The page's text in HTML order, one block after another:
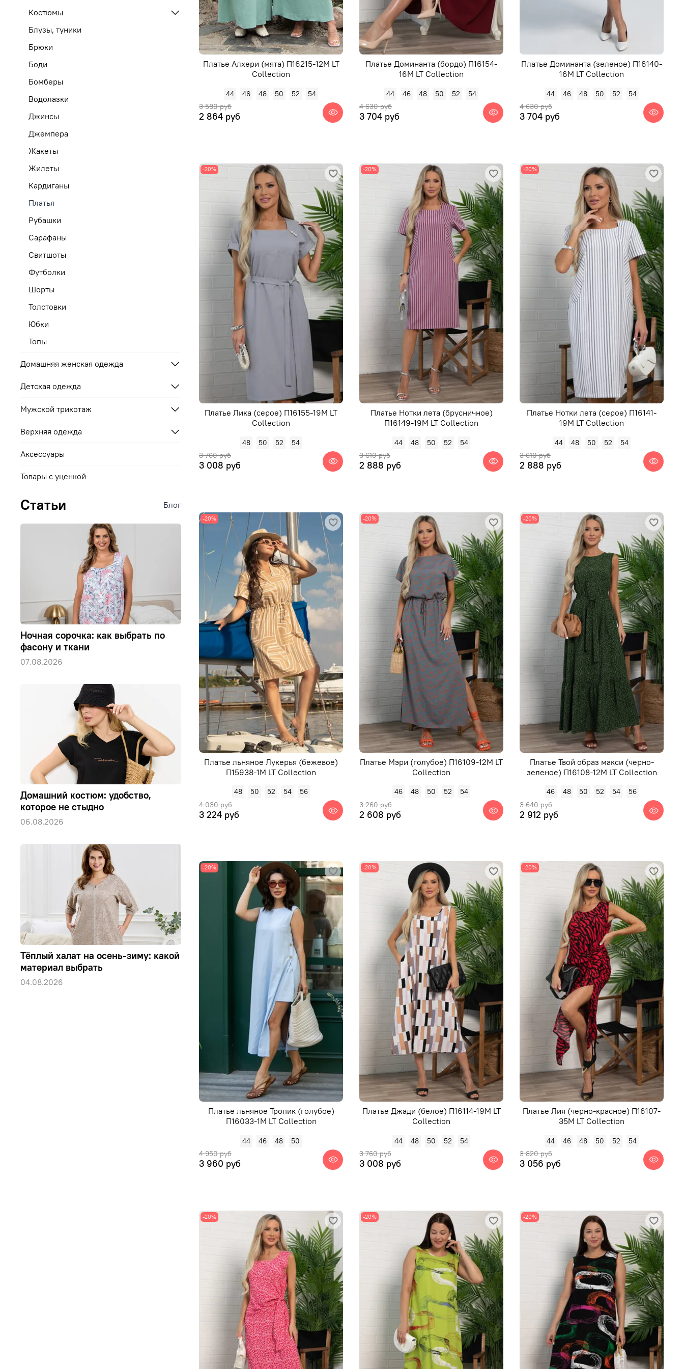
Платье Алхери (мята) П16215-12М LT
Collection
44 46 48 50 52
54
3 580 руб
2 864 руб
Платье Доминанта (бордо) П16154-
16М LT Collection
44 46 48 50 52
54
4 630 руб
3 704 руб
Платье Доминанта (зеленое) П16140-
16М LT Collection
44 46 48 50 52
54
4 630 руб
3 704 руб
-20%
Платье Лика (серое) П16155-19М LT
Collection
48 50 52
54
3 760 руб
3 008 руб
-20%
Платье Нотки лета (брусничное)
П16149-19М LT Collection
44 48 50 52
54
3 610 руб
2 888 руб
-20%
Платье Нотки лета (серое) П16141-
19М LT Collection
44 48 50 52
54
3 610 руб
2 888 руб
-20%
Платье льняное Лукерья (бежевое)
П15938-1М LT Collection
48 50 52 54
56
4 030 руб
3 224 руб
-20%
Платье Мэри (голубое) П16109-12М LT
Collection
46 48 50 52
54
3 260 руб
2 608 руб
-20%
Платье Твой образ макси (черно-
зеленое) П16108-12М LT Collection
46 48 50 52 54
56
3 640 руб
2 912 руб
-20%
Платье льняное Тропик (голубое)
П16033-1М LT Collection
44 46 48
50
4 950 руб
3 960 руб
-20%
Платье Джади (белое) П16114-19М LT
Collection
44 48 50 52
54
3 760 руб
3 008 руб
-20%
Платье Лия (черно-красное) П16107-
35М LT Collection
44 46 48 50 52
54
3 820 руб
3 056 руб
-20% -20% -20%
Костюмы
Блузы, туники
Брюки
Боди
Бомберы
Водолазки
Джинсы
Джемпера
Жакеты
Жилеты
Кардиганы
Платья
Рубашки
Сарафаны
Свитшоты
Футболки
Шорты
Толстовки
Юбки
Топы
Домашняя женская одежда
Детская одежда
Мужской трикотаж
Верхняя одежда
Аксессуары
Товары с уценкой
Статьи Блог
Ночная сорочка: как выбрать по
фасону и ткани
07.08.2026
Домашний костюм: удобство,
которое не стыдно
06.08.2026
Тёплый халат на осень-зиму: какой
материал выбрать
04.08.2026